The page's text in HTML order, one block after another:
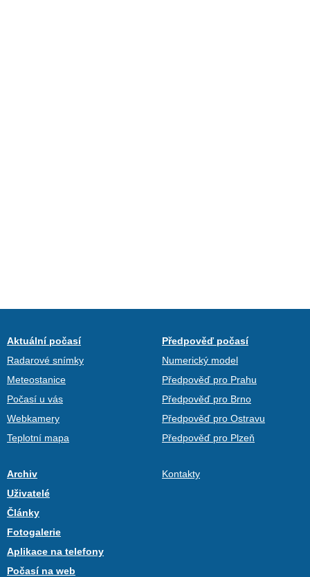
Aktuální počasí
Radarové snímky
Meteostanice
Počasí u vás
Webkamery
Teplotní mapa
Předpověď počasí
Numerický model
Předpověď pro Prahu
Předpověď pro Brno
Předpověď pro Ostravu
Předpověď pro Plzeň
Archiv
Uživatelé
Články
Fotogalerie
Aplikace na telefony
Počasí na web
Kontakty